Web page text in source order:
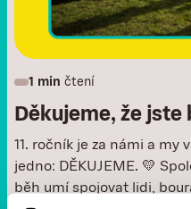
1 min čtení
Děkujeme, že jste
11. ročník je za námi a my
jedno: DĚKUJEME. 💛
běh umí spojovat lidi,